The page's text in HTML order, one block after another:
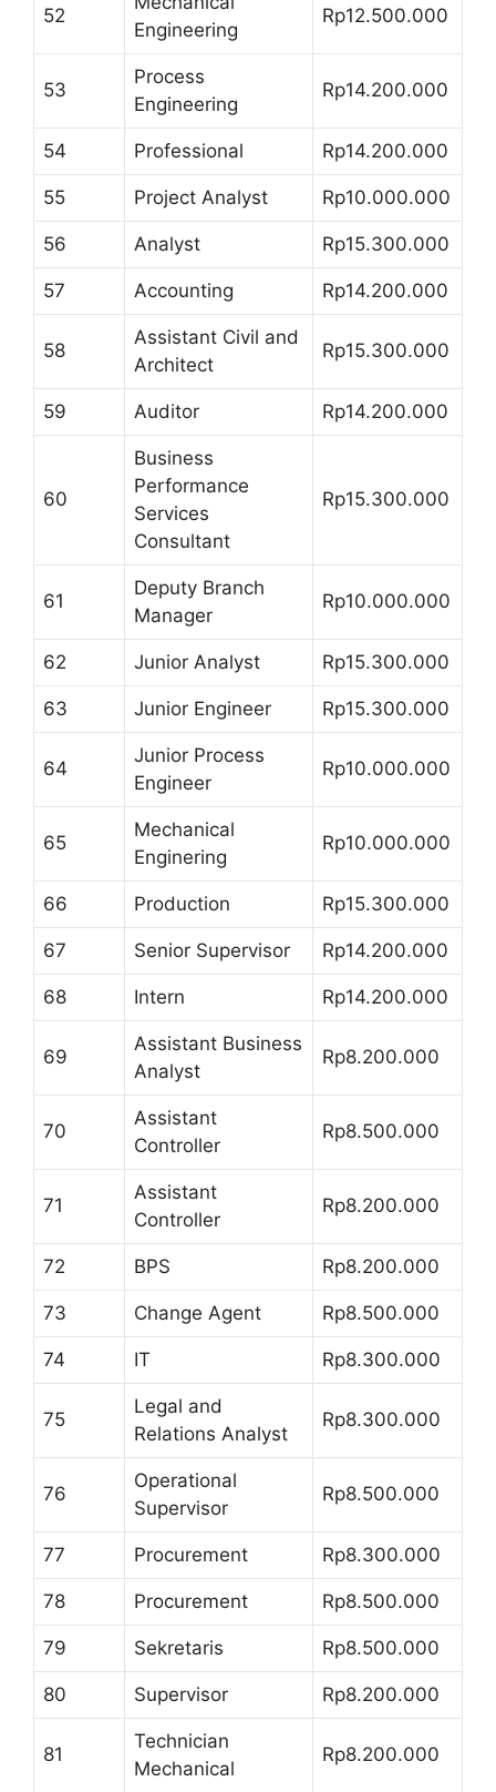
52
Engineering
Rp12.500.000
53
Process
Engineering
Rp14.200.000
54 Professional Rp14.200.000
55 Project Analyst Rp10.000.000
56 Analyst Rp15.300.000
57 Accounting Rp14.200.000
58
Assistant Civil and
Architect
Rp15.300.000
59 Auditor Rp14.200.000
60
Business
Performance
Services
Consultant
Rp15.300.000
61
Deputy Branch
Manager
Rp10.000.000
62 Junior Analyst Rp15.300.000
63 Junior Engineer Rp15.300.000
64
Junior Process
Engineer
Rp10.000.000
65
Mechanical
Enginering
Rp10.000.000
66 Production Rp15.300.000
67 Senior Supervisor Rp14.200.000
68 Intern Rp14.200.000
69
Assistant Business
Analyst
Rp8.200.000
70
Assistant
Controller
Rp8.500.000
71
Assistant
Controller
Rp8.200.000
72 BPS Rp8.200.000
73 Change Agent Rp8.500.000
74 IT Rp8.300.000
75
Legal and
Relations Analyst
Rp8.300.000
76
Operational
Supervisor
Rp8.500.000
77 Procurement Rp8.300.000
78 Procurement Rp8.500.000
79 Sekretaris Rp8.500.000
80 Supervisor Rp8.200.000
81
Technician
Mechanical
Rp8.200.000